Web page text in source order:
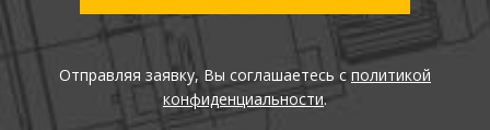
Отправляя заявку, Вы соглашаетесь сполитикой
конфиденциальности.